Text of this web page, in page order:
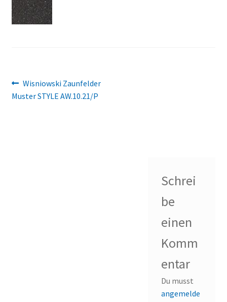
Beitragsnavigation
Vorheriger
Beitrag:
Wisniowski Zaunfelder
Muster STYLE AW.10.21/P
Schrei
be
einen
Komm
entar
Du musst
angemelde